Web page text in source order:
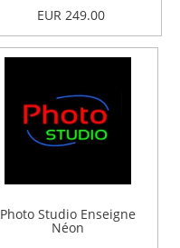
EUR 249.00
Photo Studio Enseigne
Néon